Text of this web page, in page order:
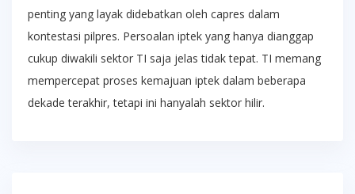
penting yang layak didebatkan oleh capres dalam
kontestasi pilpres. Persoalan iptek yang hanya dianggap
cukup diwakili sektor TI saja jelas tidak tepat. TI memang
mempercepat proses kemajuan iptek dalam beberapa
dekade terakhir, tetapi ini hanyalah sektor hilir.